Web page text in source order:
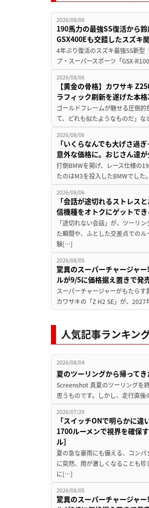
2026/08/06
190馬力の最強SS復活から
GSX400Eも交錯したスズキ
4年ぶり復活のスズキ最強SS新型
プ・スーパースポーツ「GSX-
2026/08/06
【黄金の骨格】カワサキ
ラフィック刷新を遂げた本
ゴールドフレームが魅せる圧倒
て、どれも似たようなものだ」
2026/08/06
「いくらなんでも大げさ
意外な価格に。おじさん達
打倒BMWを掲げ、レース仕様の
たのはM3を投入したBMWでし
2026/08/06
「会話が途切れるストレス
信機種をオトクにゲットで
「途切れない会話」が、ツーリ
た瞬間や、ふとした交差点での
験[…]
2026/08/05
驚異のスーパーチャージャ
ルが9/5に価格据え置きで発
スーパーチャージャーがもたら
カワサキの「Z H2 SE」が、
人気記事ランキン
2026/08/04
夏のツーリングから帰って
Screenshot 真夏のツーリングを
思うものです。しかし、走行直
2026/07/29
「スイッチONで明らかに
1700ルーメンで視界を確保
ル］
夏の急な豪雨にも備える、コン
に突然、雨が激しくなることも
に[…]
2026/08/05
驚異のスーパーチャージャ